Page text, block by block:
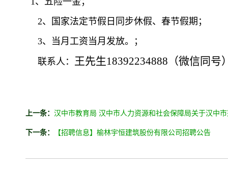
2、国家法定节假日同步休假、春节假期；
3、当月工资当月发放。；
联系人： 王先生18392234888 （微信同号
上一条： 汉中市教育局 汉中市人力资源和社会保障局关于汉中
下一条： 【招聘信息】榆林宇恒建筑股份有限公司招聘公告